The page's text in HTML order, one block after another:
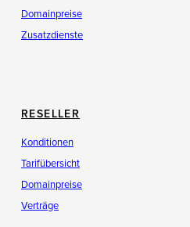
Domainpreise
Zusatzdienste
RESELLER
Konditionen
Tarifübersicht
Domainpreise
Verträge